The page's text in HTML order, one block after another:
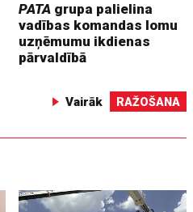
PATA grupa palielina
vadības komandas lomu
uzņēmumu ikdienas
pārvaldībā
Vairāk RAŽOŠANA